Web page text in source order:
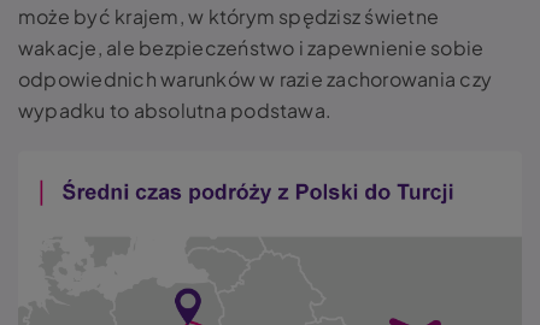
może być krajem, w którym spędzisz świetne
wakacje, ale bezpieczeństwo i zapewnienie sobie
odpowiednich warunków w razie zachorowania czy
wypadku to absolutna podstawa.